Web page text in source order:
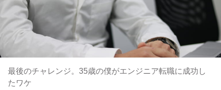
最後のチャレンジ。35歳の僕がエンジニア転職に成功し
たワケ